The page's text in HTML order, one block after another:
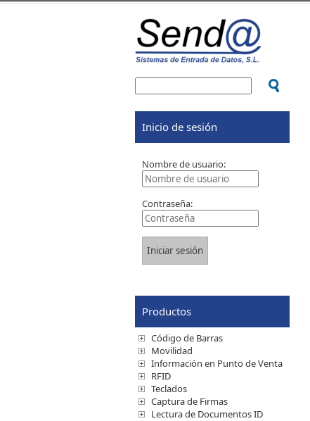
Inicio de sesión
Nombre de usuario:
Contraseña:
Productos
Código de Barras
Movilidad
Información en Punto de Venta
RFID
Teclados
Captura de Firmas
Lectura de Documentos ID